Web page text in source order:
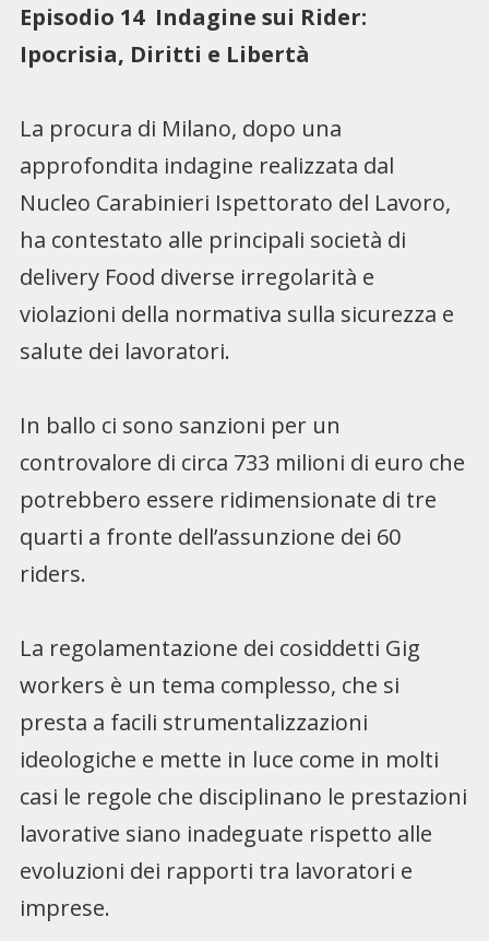
Episodio 14 Indagine sui Rider:
Ipocrisia, Diritti e Libertà
La procura di Milano, dopo una
approfondita indagine realizzata dal
Nucleo Carabinieri Ispettorato del Lavoro,
ha contestato alle principali società di
delivery Food diverse irregolarità e
violazioni della normativa sulla sicurezza e
salute dei lavoratori.
In ballo ci sono sanzioni per un
controvalore di circa 733 milioni di euro che
potrebbero essere ridimensionate di tre
quarti a fronte dell’assunzione dei 60
riders.
La regolamentazione dei cosiddetti Gig
workers è un tema complesso, che si
presta a facili strumentalizzazioni
ideologiche e mette in luce come in molti
casi le regole che disciplinano le prestazioni
lavorative siano inadeguate rispetto alle
evoluzioni dei rapporti tra lavoratori e
imprese.